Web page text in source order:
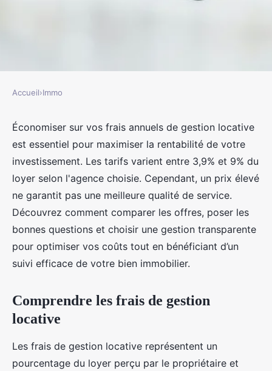
Devis gestion locative :
économisez sur vos frais annuels
jacqueline•1 mars 2025•6 min de lecture
Accueil›Immo
Économiser sur vos frais annuels de gestion locative
est essentiel pour maximiser la rentabilité de votre
investissement. Les tarifs varient entre 3,9% et 9% du
loyer selon l'agence choisie. Cependant, un prix élevé
ne garantit pas une meilleure qualité de service.
Découvrez comment comparer les offres, poser les
bonnes questions et choisir une gestion transparente
pour optimiser vos coûts tout en bénéficiant d’un
suivi efficace de votre bien immobilier.
Comprendre les frais de gestion
locative
Les frais de gestion locative représentent un
pourcentage du loyer perçu par le propriétaire et